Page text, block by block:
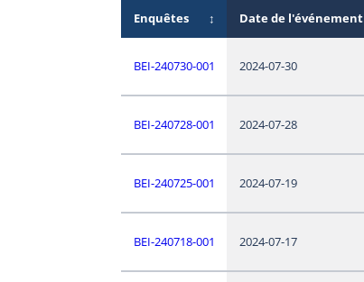
Enquêtes ↕ Date de l'événement
BEI-240730-001 2024-07-30
BEI-240728-001 2024-07-28
BEI-240725-001 2024-07-19
BEI-240718-001 2024-07-17